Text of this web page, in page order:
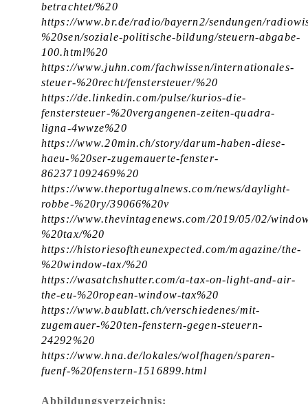
betrachtet/%20
https://www.br.de/radio/bayern2/sendungen/
%20sen/soziale-politische-bildung/steuern-abgabe-
100.html%20
https://www.juhn.com/fachwissen/internationales-
steuer-%20recht/fenstersteuer/%20
https://de.linkedin.com/pulse/kurios-die-
fenstersteuer-%20vergangenen-zeiten-quadra-
ligna-4wwze%20
https://www.20min.ch/story/darum-haben-diese-
haeu-%20ser-zugemauerte-fenster-
862371092469%20
https://www.theportugalnews.com/news/daylight-
robbe-%20ry/39066%20v
https://www.thevintagenews.com/2019/05/02/
%20tax/%20
https://historiesoftheunexpected.com/magazine/the-
%20window-tax/%20
https://wasatchshutter.com/a-tax-on-light-and-air-
the-eu-%20ropean-window-tax%20
https://www.baublatt.ch/verschiedenes/mit-
zugemauer-%20ten-fenstern-gegen-steuern-
24292%20
https://www.hna.de/lokales/wolfhagen/sparen-
fuenf-%20fenstern-1516899.html
Abbildungsverzeichnis: